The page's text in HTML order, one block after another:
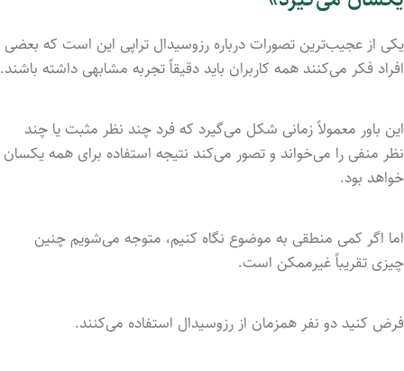
یکی از عجیب‌ترین تصورات درباره رزوسیدال تراپی این است که بعضی
افراد فکر می‌کنند همه کاربران باید دقیقاً تجربه مشابهی داشته باشند.
این باور معمولاً زمانی شکل می‌گیرد که فرد چند نظر مثبت یا چند
نظر منفی را می‌خواند و تصور می‌کند نتیجه استفاده برای همه یکسان
خواهد بود.
اما اگر کمی منطقی به موضوع نگاه کنیم، متوجه می‌شویم چنین
چیزی تقریباً غیرممکن است.
فرض کنید دو نفر همزمان از رزوسیدال استفاده می‌کنند.